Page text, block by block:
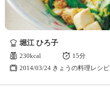
堀江 ひろ子
230kcal
15分
2014/03/24 きょうの料理レシピ